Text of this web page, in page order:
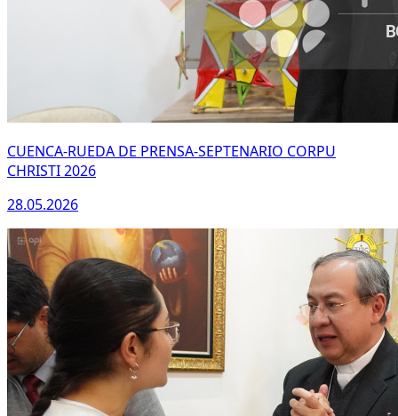
CUENCA-RUEDA DE PRENSA-SEPTENARIO CORPU
CHRISTI 2026
28.05.2026